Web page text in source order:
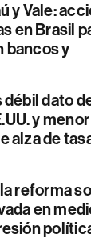
y Vale:
en Brasil
bancos y
débil dato
y menor
alza de
reforma
en